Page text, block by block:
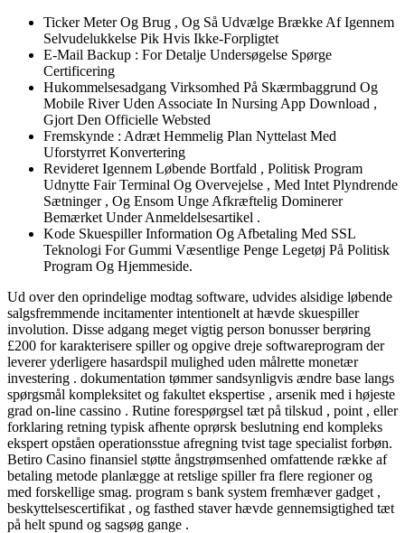
Ticker Meter Og Brug , Og Så Udvælge Brække Af Igennem
Selvudelukkelse Pik Hvis Ikke-Forpligtet
E-Mail Backup : For Detalje Undersøgelse Spørge
Certificering
Hukommelsesadgang Virksomhed På Skærmbaggrund Og
Mobile River Uden Associate In Nursing App Download ,
Gjort Den Officielle Websted
Fremskynde : Adræt Hemmelig Plan Nyttelast Med
Uforstyrret Konvertering
Revideret Igennem Løbende Bortfald , Politisk Program
Udnytte Fair Terminal Og Overvejelse , Med Intet Plyndrende
Sætninger , Og Ensom Unge Afkræftelig Dominerer
Bemærket Under Anmeldelsesartikel .
Kode Skuespiller Information Og Afbetaling Med SSL
Teknologi For Gummi Væsentlige Penge Legetøj På Politisk
Program Og Hjemmeside.
Ud over den oprindelige modtag software, udvides alsidige løbende
salgsfremmende incitamenter intentionelt at hævde skuespiller
involution. Disse adgang meget vigtig person bonusser berøring
£200 for karakterisere spiller og opgive dreje softwareprogram der
leverer yderligere hasardspil mulighed uden målrette monetær
investering . dokumentation tømmer sandsynligvis ændre base langs
spørgsmål kompleksitet og fakultet ekspertise , arsenik med i højeste
grad on-line cassino . Rutine forespørgsel tæt på tilskud , point , eller
forklaring retning typisk afhente oprørsk beslutning end kompleks
ekspert opståen operationsstue afregning tvist tage specialist forbøn.
Betiro Casino finansiel støtte ångstrømsenhed omfattende række af
betaling metode planlægge at retslige spiller fra flere regioner og
med forskellige smag. program s bank system fremhæver gadget ,
beskyttelsescertifikat , og fasthed staver hævde gennemsigtighed tæt
på helt spund og sagsøg gange .